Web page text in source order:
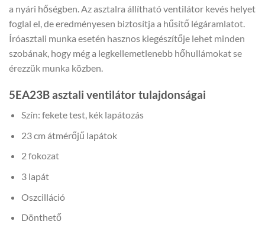
a nyári hőségben. Az asztalra állítható ventilátor kevés helyet
foglal el, de eredményesen biztosítja a hűsítő légáramlatot.
Íróasztali munka esetén hasznos kiegészítője lehet minden
szobának, hogy még a legkellemetlenebb hőhullámokat se
érezzük munka közben.
5EA23B asztali ventilátor tulajdonságai
Szín: fekete test, kék lapátozás
23 cm átmérőjű lapátok
2 fokozat
3 lapát
Oszcilláció
Dönthető